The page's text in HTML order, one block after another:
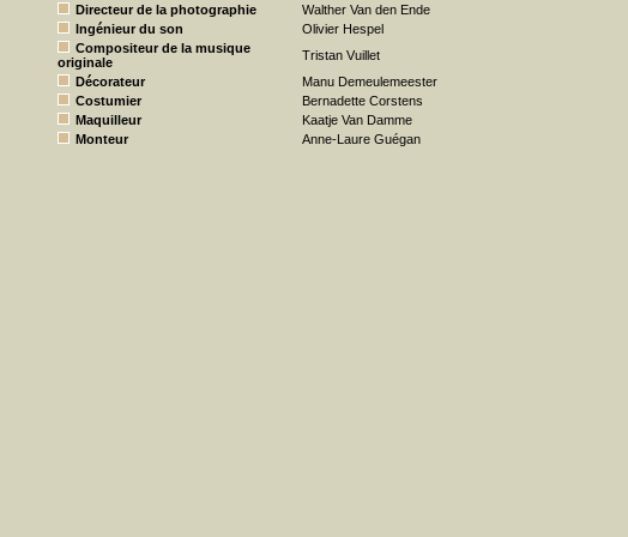
Directeur de la photographie
Walther Van den Ende
Ingénieur du son
Olivier Hespel
Compositeur de la musique
originale
Tristan Vuillet
Décorateur
Manu Demeulemeester
Costumier
Bernadette Corstens
Maquilleur
Kaatje Van Damme
Monteur
Anne-Laure Guégan